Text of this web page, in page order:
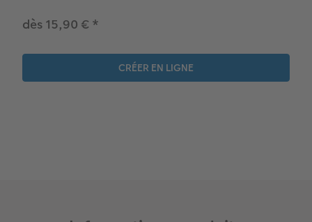
Album photo mariage
Album photo famille
Boite photo souvenirs
Trouver une borne
Affiche carte personnalisée
Ecole et bureau
Boîte cadeau
dès 15,90 € *